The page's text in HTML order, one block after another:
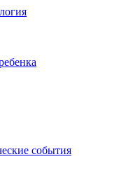
события